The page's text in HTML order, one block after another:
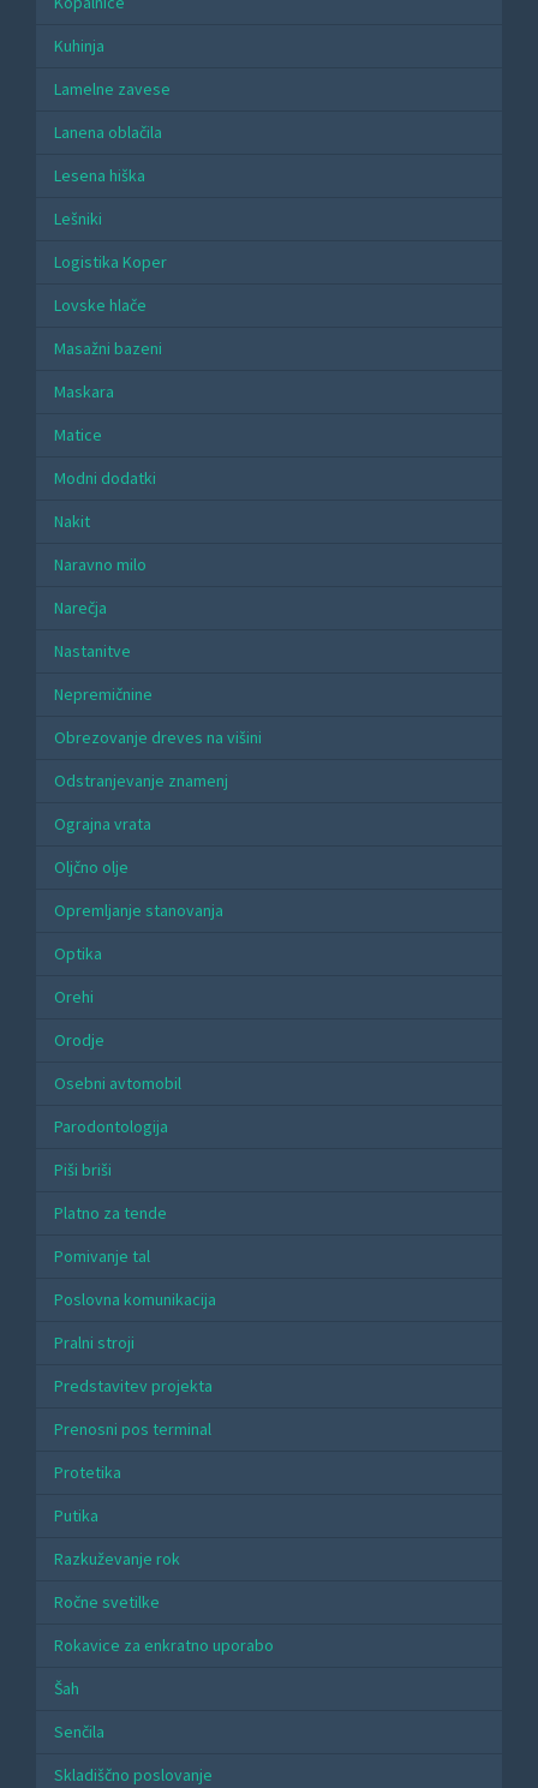
Kuhinja
Lamelne zavese
Lanena oblačila
Lesena hiška
Lešniki
Logistika Koper
Lovske hlače
Masažni bazeni
Maskara
Matice
Modni dodatki
Nakit
Naravno milo
Narečja
Nastanitve
Nepremičnine
Obrezovanje dreves na višini
Odstranjevanje znamenj
Ograjna vrata
Oljčno olje
Opremljanje stanovanja
Optika
Orehi
Orodje
Osebni avtomobil
Parodontologija
Piši briši
Platno za tende
Pomivanje tal
Poslovna komunikacija
Pralni stroji
Predstavitev projekta
Prenosni pos terminal
Protetika
Putika
Razkuževanje rok
Ročne svetilke
Rokavice za enkratno uporabo
Šah
Senčila
Skladiščno poslovanje